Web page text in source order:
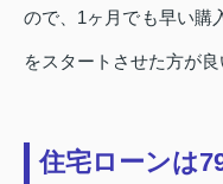
ので、1ヶ月でも早い購
をスタートさせた方が良
住宅ローンは